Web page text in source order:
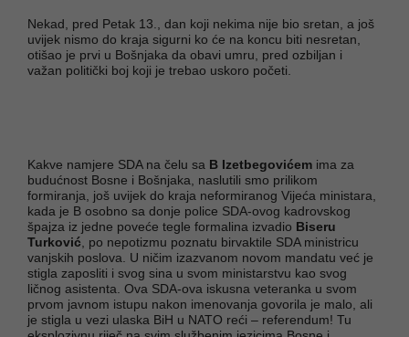
Nekad, pred Petak 13., dan koji nekima nije bio sretan, a još
uvijek nismo do kraja sigurni ko će na koncu biti nesretan,
otišao je prvi u Bošnjaka da obavi umru, pred ozbiljan i
važan politički boj koji je trebao uskoro početi.
Kakve namjere SDA na čelu sa B Izetbegovićem ima za
budućnost Bosne i Bošnjaka, naslutili smo prilikom
formiranja, još uvijek do kraja neformiranog Vijeća ministara,
kada je B osobno sa donje police SDA-ovog kadrovskog
špajza iz jedne poveće tegle formalina izvadio Biseru
Turković , po nepotizmu poznatu birvaktile SDA ministricu
vanjskih poslova. U ničim izazvanom novom mandatu već je
stigla zaposliti i svog sina u svom ministarstvu kao svog
ličnog asistenta. Ova SDA-ova iskusna veteranka u svom
prvom javnom istupu nakon imenovanja govorila je malo, ali
je stigla u vezi ulaska BiH u NATO reći – referendum! Tu